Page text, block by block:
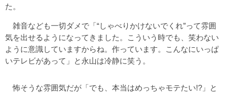
た。
雑音なども一切ダメで「“しゃべりかけないでくれ”って雰囲
気を出せるようになってきました。こういう時でも、笑わない
ように意識していますからね。作っています。こんなにいっぱ
いテレビがあって」と永山は冷静に笑う。
怖そうな雰囲気だが「でも、本当はめっちゃモテたい!?」と